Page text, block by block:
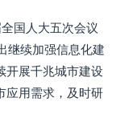
国人大五次会议
继续加强信息化建
开展千兆城市建设
应用需求，及时研